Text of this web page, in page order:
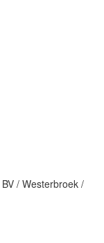
/ Westerbroek /